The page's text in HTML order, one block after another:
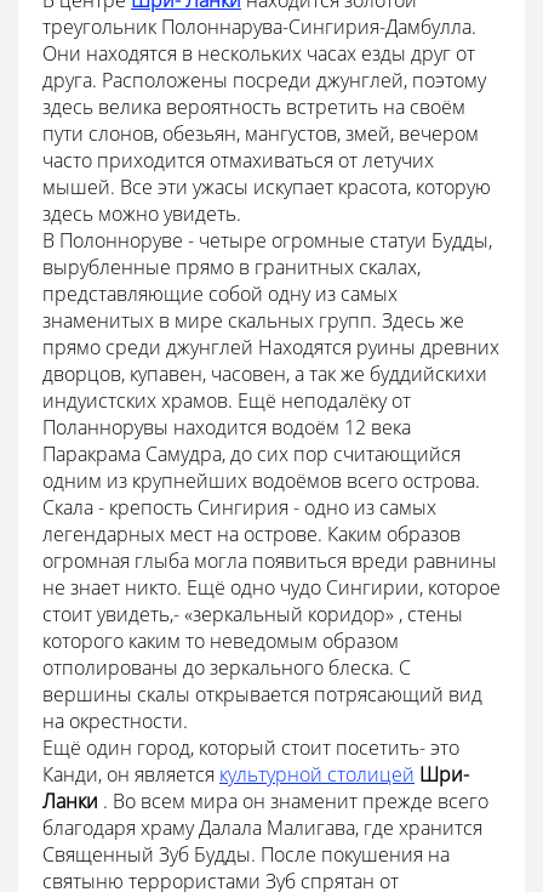
треугольник Полоннарува-Сингирия-Дамбулла.
Они находятся в нескольких часах езды друг от
друга. Расположены посреди джунглей, поэтому
здесь велика вероятность встретить на своём
пути слонов, обезьян, мангустов, змей, вечером
часто приходится отмахиваться от летучих
мышей. Все эти ужасы искупает красота, которую
здесь можно увидеть.
В Полонноруве - четыре огромные статуи Будды,
вырубленные прямо в гранитных скалах,
представляющие собой одну из самых
знаменитых в мире скальных групп. Здесь же
прямо среди джунглей Находятся руины древних
дворцов, купавен, часовен, а так же буддийскихи
индуистских храмов. Ещё неподалёку от
Поланнорувы находится водоём 12 века
Паракрама Самудра, до сих пор считающийся
одним из крупнейших водоёмов всего острова.
Скала - крепость Сингирия - одно из самых
легендарных мест на острове. Каким образов
огромная глыба могла появиться вреди равнины
не знает никто. Ещё одно чудо Сингирии, которое
стоит увидеть,- «зеркальный коридор» , стены
которого каким то неведомым образом
отполированы до зеркального блеска. С
вершины скалы открывается потрясающий вид
на окрестности.
Ещё один город, который стоит посетить- это
Канди, он является культурной столицей Шри-
Ланки . Во всем мира он знаменит прежде всего
благодаря храму Далала Малигава, где хранится
Священный Зуб Будды. После покушения на
святыню террористами Зуб спрятан от